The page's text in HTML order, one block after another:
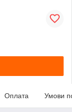
Оплата Умови